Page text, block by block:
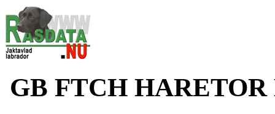
GB FTCH